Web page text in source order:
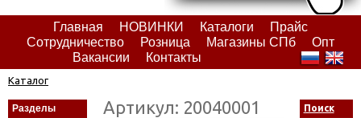
Главная НОВИНКИ Каталоги
Прайс
Сотрудничество
Розница Магазины СПб
Опт
Вакансии
Контакты
Каталог
Разделы Артикул: 20040001 Поиск